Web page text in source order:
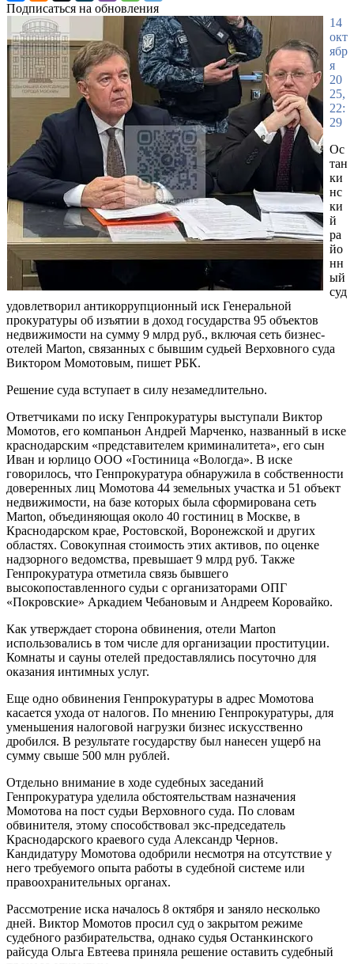
Подписаться на обновления
14
окт
ябр
я
20
25,
22:
29
Ос
тан
ки
нс
ки
й
ра
йо
нн
ый
суд
удовлетворил антикоррупционный иск Генеральной
прокуратуры об изъятии в доход государства 95 объектов
недвижимости на сумму 9 млрд руб., включая сеть бизнес-
отелей Marton, связанных с бывшим судьей Верховного суда
Виктором Момотовым, пишет РБК.
Решение суда вступает в силу незамедлительно.
Ответчиками по иску Генпрокуратуры выступали Виктор
Момотов, его компаньон Андрей Марченко, названный в иске
краснодарским «представителем криминалитета», его сын
Иван и юрлицо ООО «Гостиница «Вологда». В иске
говорилось, что Генпрокуратура обнаружила в собственности
доверенных лиц Момотова 44 земельных участка и 51 объект
недвижимости, на базе которых была сформирована сеть
Marton, объединяющая около 40 гостиниц в Москве, в
Краснодарском крае, Ростовской, Воронежской и других
областях. Совокупная стоимость этих активов, по оценке
надзорного ведомства, превышает 9 млрд руб. Также
Генпрокуратура отметила связь бывшего
высокопоставленного судьи с организаторами ОПГ
«Покровские» Аркадием Чебановым и Андреем Коровайко.
Как утверждает сторона обвинения, отели Marton
использовались в том числе для организации проституции.
Комнаты и сауны отелей предоставлялись посуточно для
оказания интимных услуг.
Еще одно обвинения Генпрокуратуры в адрес Момотова
касается ухода от налогов. По мнению Генпрокуратуры, для
уменьшения налоговой нагрузки бизнес искусственно
дробился. В результате государству был нанесен ущерб на
сумму свыше 500 млн рублей.
Отдельно внимание в ходе судебных заседаний
Генпрокуратура уделила обстоятельствам назначения
Момотова на пост судьи Верховного суда. По словам
обвинителя, этому способствовал экс-председатель
Краснодарского краевого суда Александр Чернов.
Кандидатуру Момотова одобрили несмотря на отсутствие у
него требуемого опыта работы в судебной системе или
правоохранительных органах.
Рассмотрение иска началось 8 октября и заняло несколько
дней. Виктор Момотов просил суд о закрытом режиме
судебного разбирательства, однако судья Останкинского
райсуда Ольга Евтеева приняла решение оставить судебный